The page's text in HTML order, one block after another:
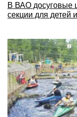
В ВАО досуговые
секции для детей